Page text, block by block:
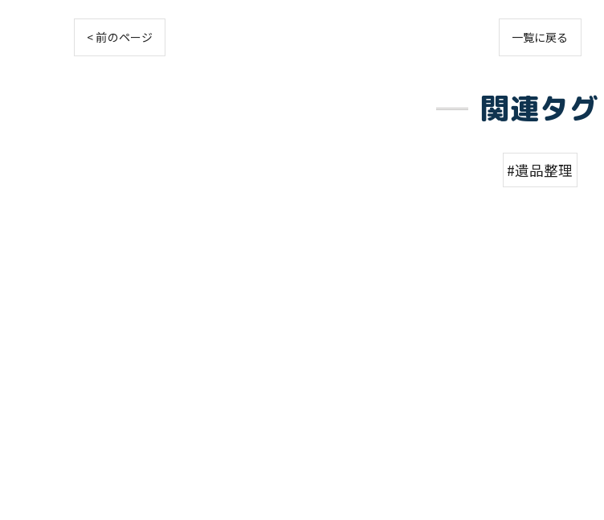
< 前のページ 一覧に戻る
関連タグ
#遺品整理